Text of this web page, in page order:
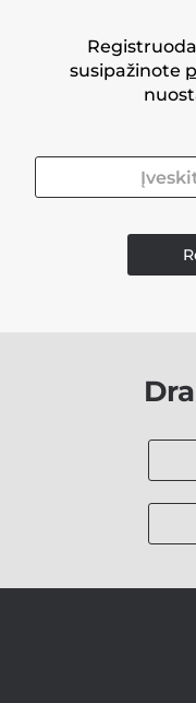
susipažinote